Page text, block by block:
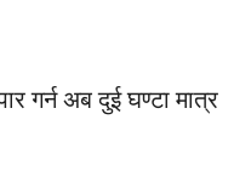
गर्न अब दुई घण्टा मात्र